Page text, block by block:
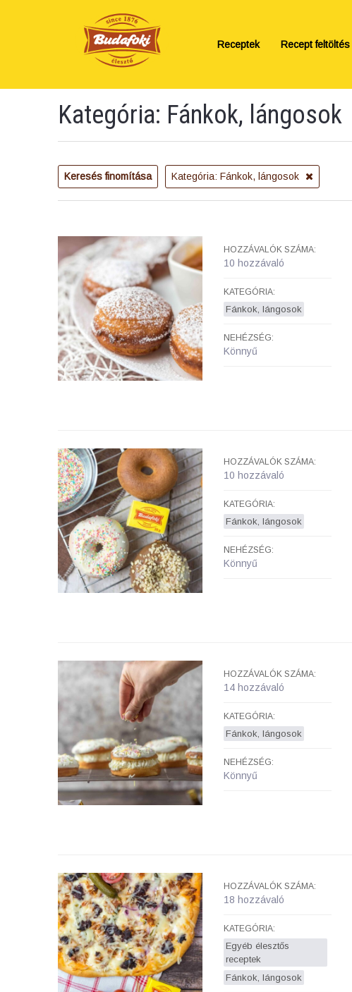
Receptek Recept feltöltés
Kategória: Fánkok, lángosok
Keresés finomítása Kategória: Fánkok, lángosok
HOZZÁVALÓK SZÁMA:
10 hozzávaló
KATEGÓRIA:
Fánkok, lángosok
NEHÉZSÉG:
Könnyű
HOZZÁVALÓK SZÁMA:
10 hozzávaló
KATEGÓRIA:
Fánkok, lángosok
NEHÉZSÉG:
Könnyű
HOZZÁVALÓK SZÁMA:
14 hozzávaló
KATEGÓRIA:
Fánkok, lángosok
NEHÉZSÉG:
Könnyű
HOZZÁVALÓK SZÁMA:
18 hozzávaló
KATEGÓRIA:
Egyéb élesztős
receptek
Fánkok, lángosok